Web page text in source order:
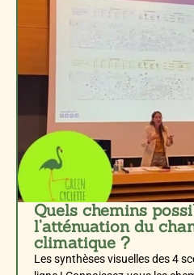
Quels chemins
l’atténuation du
climatique ?
Les synthèses visuelles des 4